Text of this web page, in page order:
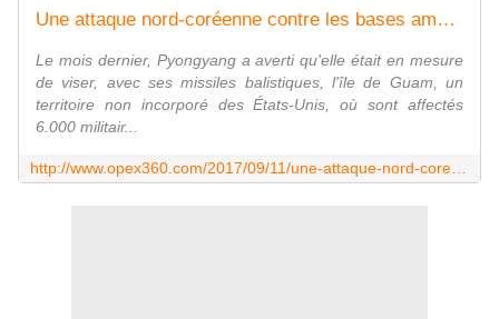
Une attaque nord-coréenne contre les bases américaines de l'île de Guam pourrait-elle concerner l'Otan?
Le mois dernier, Pyongyang a averti qu'elle était en mesure
de viser, avec ses missiles balistiques, l'île de Guam, un
territoire non incorporé des États-Unis, où sont affectés
6.000 militair...